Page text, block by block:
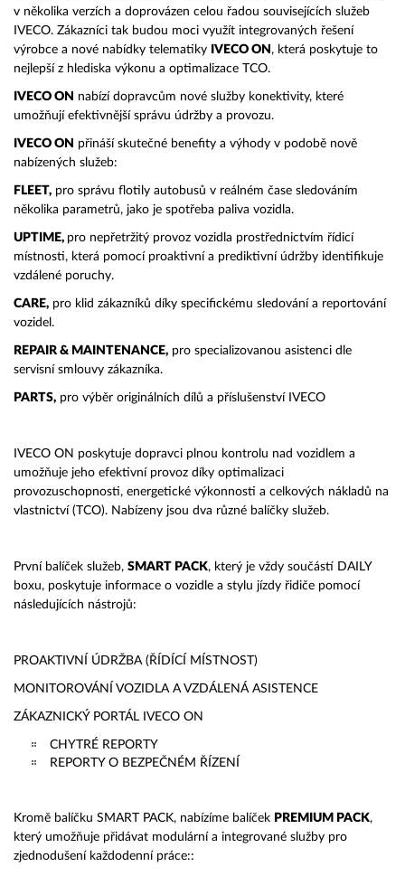
v několika verzích a doprovázen celou řadou souvisejících služeb
IVECO. Zákazníci tak budou moci využít integrovaných řešení
výrobce a nové nabídky telematiky IVECO ON , která poskytuje to
nejlepší z hlediska výkonu a optimalizace TCO.
IVECO ON nabízí dopravcům nové služby konektivity, které
umožňují efektivnější správu údržby a provozu.
IVECO ON přináší skutečné benefity a výhody v podobě nově
nabízených služeb:
FLEET, pro správu flotily autobusů v reálném čase sledováním
několika parametrů, jako je spotřeba paliva vozidla.
UPTIME, pro nepřetržitý provoz vozidla prostřednictvím řídicí
místnosti, která pomocí proaktivní a prediktivní údržby identifikuje
vzdálené poruchy.
CARE, pro klid zákazníků díky specifickému sledování a reportování
vozidel.
REPAIR & MAINTENANCE, pro specializovanou asistenci dle
servisní smlouvy zákazníka.
PARTS, pro výběr originálních dílů a příslušenství IVECO
IVECO ON poskytuje dopravci plnou kontrolu nad vozidlem a
umožňuje jeho efektivní provoz díky optimalizaci
provozuschopnosti, energetické výkonnosti a celkových nákladů na
vlastnictví (TCO). Nabízeny jsou dva různé balíčky služeb.
První balíček služeb, SMART PACK, který je vždy součástí DAILY
boxu, poskytuje informace o vozidle a stylu jízdy řidiče pomocí
následujících nástrojů:
PROAKTIVNÍ ÚDRŽBA (ŘÍDÍCÍ MÍSTNOST)
MONITOROVÁNÍ VOZIDLA A VZDÁLENÁ ASISTENCE
ZÁKAZNICKÝ PORTÁL IVECO ON
CHYTRÉ REPORTY
REPORTY O BEZPEČNÉM ŘÍZENÍ
Kromě balíčku SMART PACK, nabízíme balíček PREMIUM PACK,
který umožňuje přidávat modulární a integrované služby pro
zjednodušení každodenní práce::